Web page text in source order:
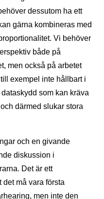
dessutom ha ett
gärna kombineras med
Vi behöver
både på
men också på arbetet
exempel inte hållbart i
som kan kräva
därmed slukar stora
och en givande
diskussion i
Det är ett
det må vara första
men inte den